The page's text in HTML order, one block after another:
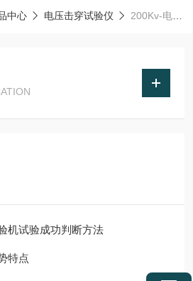
中心 电压击穿试验仪 200Kv-电压击穿测试仪
机试验成功判断方法
特点